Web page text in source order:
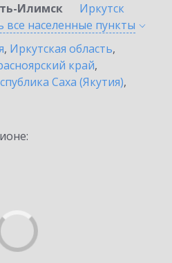
Илимск
Иркутск
все населенные пункты
, Иркутская область,
край,
Саха (Якутия),